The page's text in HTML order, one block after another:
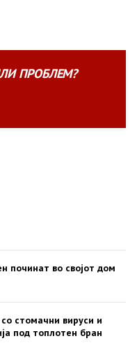
ПРОБЛЕМ?
починат во својот дом
стомачни вируси и
под топлотен бран